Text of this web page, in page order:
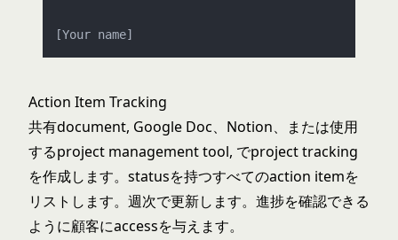
Action Item Tracking
共有document, Google Doc、Notion、または使用
するproject management tool, でproject tracking
を作成します。statusを持つすべてのaction itemを
リストします。週次で更新します。進捗を確認できる
ように顧客にaccessを与えます。